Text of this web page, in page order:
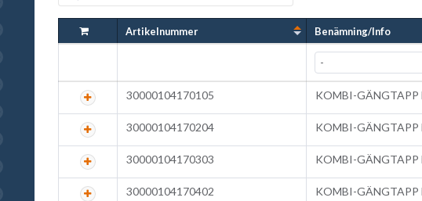
Artikelnummer Benämning/Info
30000104170105 KOMBI-GÄNGTAPP
30000104170204 KOMBI-GÄNGTAPP
30000104170303 KOMBI-GÄNGTAPP
30000104170402 KOMBI-GÄNGTAPP